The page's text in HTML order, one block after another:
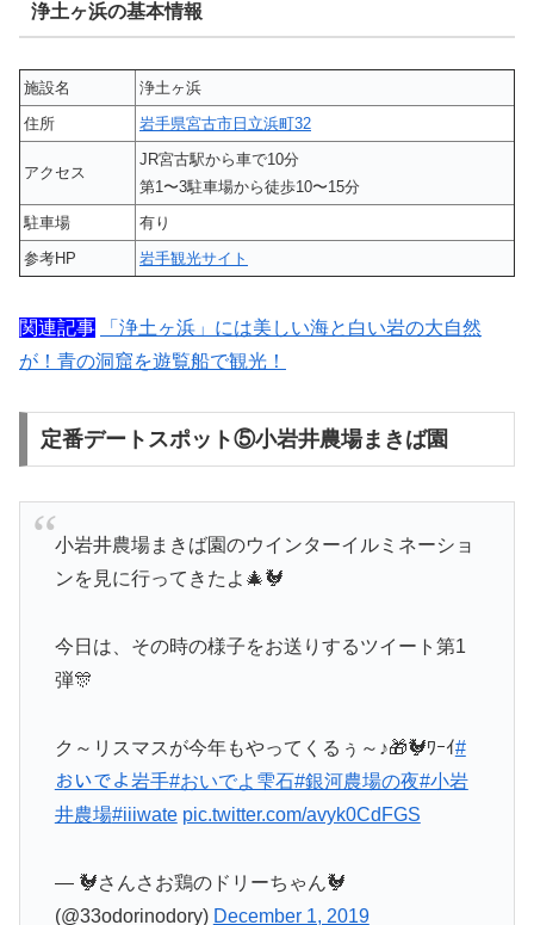
浄土ヶ浜の基本情報
施設名
浄土ヶ浜
住所
岩手県宮古市日立浜町32
アクセス
JR宮古駅から車で10分
第1〜3駐車場から徒歩10〜15分
駐車場
有り
参考HP
岩手観光サイト
関連記事
「浄土ヶ浜」には美しい海と白い岩の大自然
が！青の洞窟を遊覧船で観光！
定番デートスポット⑤小岩井農場まきば園
小岩井農場まきば園のウインターイルミネーショ
ンを見に行ってきたよ🎄🐓
今日は、その時の様子をお送りするツイート第1
弾🎊
ク～リスマスが今年もやってくるぅ～♪🎁🐓ﾜｰｲ#
おいでよ岩手#おいでよ雫石#銀河農場の夜#小岩
井農場#iiiwate pic.twitter.com/avyk0CdFGS
— 🐓さんさお鶏のドリーちゃん🐓
(@33odorinodory) December 1, 2019